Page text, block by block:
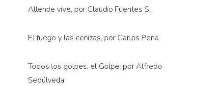
Allende vive, por Claudio Fuentes S.
El fuego y las cenizas, por Carlos Pena
Todos los golpes, el Golpe, por Alfredo
Sepúlveda